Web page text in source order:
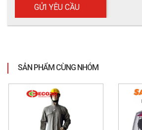
SẢN PHẨM CÙNG NHÓM